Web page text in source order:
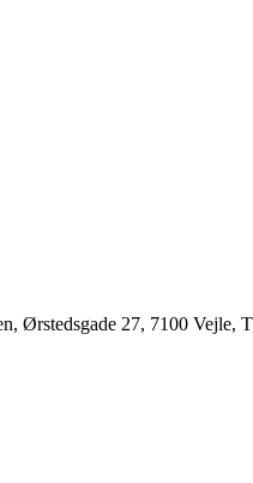
Ørstedsgade 27, 7100 Vejle,